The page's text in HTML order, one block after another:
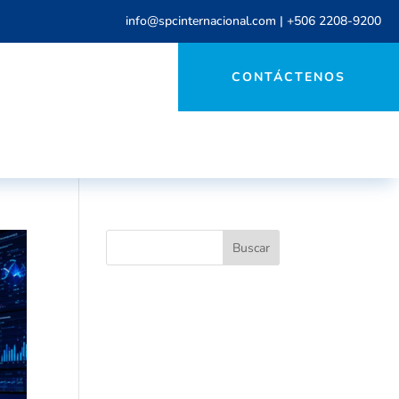
info@spcinternacional.com | +506 2208-9200
CONTÁCTENOS